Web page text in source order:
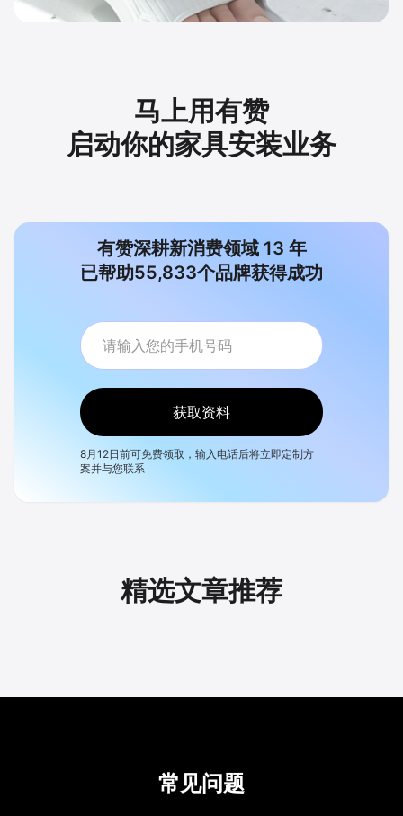
马上用有赞
启动你的家具安装业务
有赞深耕新消费领域 13 年
已帮助55,833个品牌获得成功
获取资料
8月12日前可免费领取，输入电话后将立即定制方
案并与您联系
精选文章推荐
常见问题